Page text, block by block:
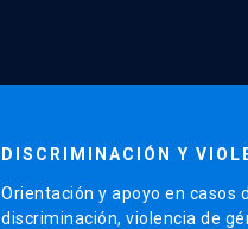
DISCRIMINACIÓN Y
Orientación y apoyo en casos
discriminación, violencia de